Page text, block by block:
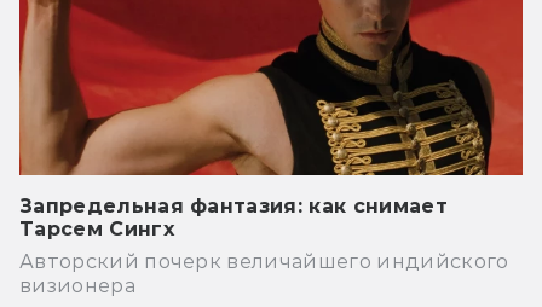
Запредельная фантазия: как снимает
Тарсем Сингх
Авторский почерк величайшего индийского
визионера